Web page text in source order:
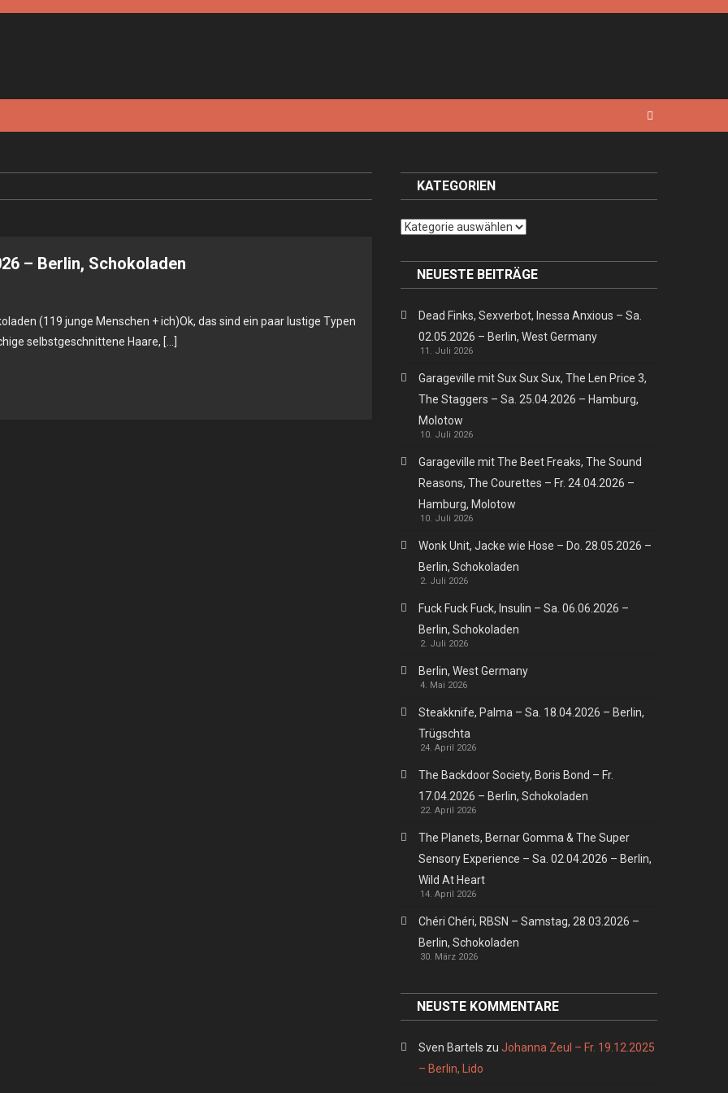
– Berlin, Schokoladen
(119 junge Menschen + ich)Ok, das sind ein paar lustige Typen
selbstgeschnittene Haare, […]
KATEGORIEN
Kategorien
NEUESTE BEITRÄGE
Dead Finks, Sexverbot, Inessa Anxious – Sa.
02.05.2026 – Berlin, West Germany
11. Juli 2026
Garageville mit Sux Sux Sux, The Len Price 3,
The Staggers – Sa. 25.04.2026 – Hamburg,
Molotow
10. Juli 2026
Garageville mit The Beet Freaks, The Sound
Reasons, The Courettes – Fr. 24.04.2026 –
Hamburg, Molotow
10. Juli 2026
Wonk Unit, Jacke wie Hose – Do. 28.05.2026 –
Berlin, Schokoladen
2. Juli 2026
Fuck Fuck Fuck, Insulin – Sa. 06.06.2026 –
Berlin, Schokoladen
2. Juli 2026
Berlin, West Germany
4. Mai 2026
Steakknife, Palma – Sa. 18.04.2026 – Berlin,
Trügschta
24. April 2026
The Backdoor Society, Boris Bond – Fr.
17.04.2026 – Berlin, Schokoladen
22. April 2026
The Planets, Bernar Gomma & The Super
Sensory Experience – Sa. 02.04.2026 – Berlin,
Wild At Heart
14. April 2026
Chéri Chéri, RBSN – Samstag, 28.03.2026 –
Berlin, Schokoladen
30. März 2026
NEUSTE KOMMENTARE
Sven Bartels zuJohanna Zeul – Fr. 19.12.2025
– Berlin, Lido